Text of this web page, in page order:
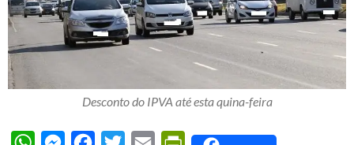
Desconto do IPVA até esta quina-feira